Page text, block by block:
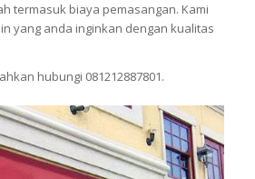
termasuk biaya pemasangan. Kami
yang anda inginkan dengan kualitas
hubungi 081212887801.